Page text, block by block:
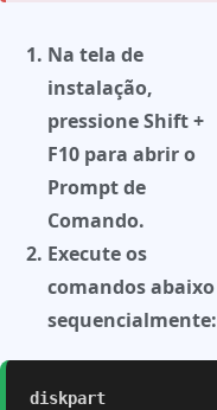
Na tela de
instalação,
pressioneShift +
F10 para abrir o
Prompt de
Comando.
Execute os
comandos abaixo
sequencialmente:
diskpart